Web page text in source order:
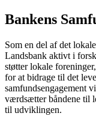
Bankens
Som en del af det
Landsbank aktivt i
støtter lokale
for at bidrage til det
samfundsengagement
værdsætter båndene til
til udviklingen.